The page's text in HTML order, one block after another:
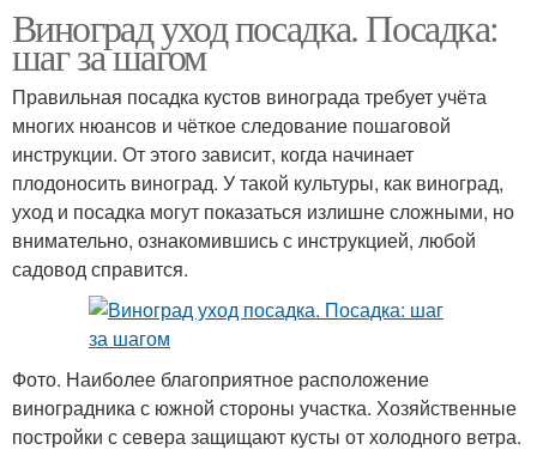
Виноград уход посадка. Посадка:
шаг за шагом
Правильная посадка кустов винограда требует учёта
многих нюансов и чёткое следование пошаговой
инструкции. От этого зависит, когда начинает
плодоносить виноград. У такой культуры, как виноград,
уход и посадка могут показаться излишне сложными, но
внимательно, ознакомившись с инструкцией, любой
садовод справится.
Фото. Наиболее благоприятное расположение
виноградника с южной стороны участка. Хозяйственные
постройки с севера защищают кусты от холодного ветра.